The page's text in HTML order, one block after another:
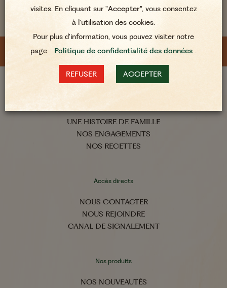
SUIVEZ-NOUS AU QUOTIDIEN
UNE HISTOIRE DE FAMILLE
NOS ENGAGEMENTS
NOS RECETTES
Accès directs
NOUS CONTACTER
NOUS REJOINDRE
CANAL DE SIGNALEMENT
Nos produits
NOS NOUVEAUTÉS
visites. En cliquant sur "Accepter", vous consentez
à l'utilisation des cookies.
Pour plus d'information, vous pouvez visiter notre
page
Politique de confidentialité des données .
REFUSER ACCEPTER